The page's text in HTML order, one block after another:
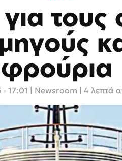
τους
φρούρια
17:01 Newsroom | 4 λεπτά